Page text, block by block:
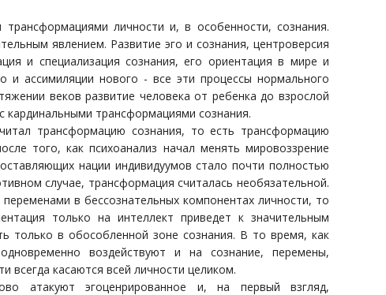
личности и, в особенности, сознания.
явлением. Развитие эго и сознания, центроверсия
и специализация сознания, его ориентация в мире и
и ассимиляции нового - все эти процессы нормального
веков развитие человека от ребенка до взрослой
кардинальными трансформациями сознания.
трансформацию сознания, то есть трансформацию
того, как психоанализ начал менять мировоззрение
нации индивидуумов стало почти полностью
случае, трансформация считалась необязательной.
в бессознательных компонентах личности, то
только на интеллект приведет к значительным
только в обособленной зоне сознания. В то время, как
воздействуют и на сознание, перемены,
всегда касаются всей личности целиком.
атакуют эгоценрированное и, на первый взгляд,